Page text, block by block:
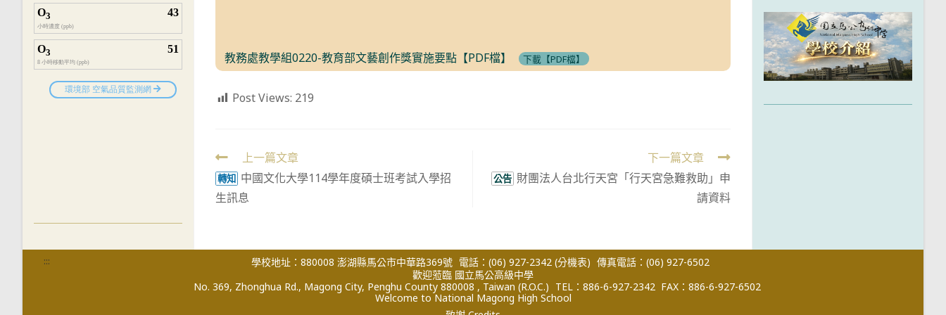
教務處教學組0220-教育部文藝創作獎實施要點【PDF檔】 下載【PDF檔】
Post Views: 219
Read
more
articles
上一篇文章
轉知 中國文化大學114學年度碩士班考試入學招
生訊息
下一篇文章
公告 財團法人台北行天宮「行天宮急難救助」申
請資料
::: 學校地址：880008 澎湖縣馬公市中華路369號 電話：(06) 927-2342 (分機表) 傳真電話：(06) 927-6502
歡迎蒞臨 國立馬公高級中學
No. 369, Zhonghua Rd., Magong City, Penghu County 880008 , Taiwan (R.O.C.) TEL：886-6-927-2342 FAX：886-6-927-6502
Welcome to National Magong High School